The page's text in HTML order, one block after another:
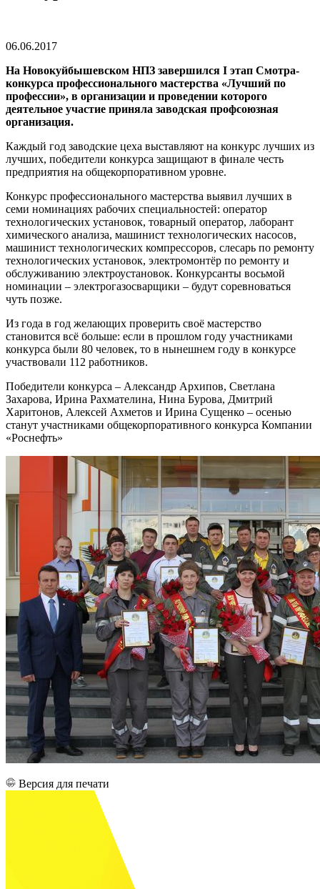
06.06.2017
На Новокуйбышевском НПЗ завершился I этап Смотра-
конкурса профессионального мастерства «Лучший по
профессии», в организации и проведении которого
деятельное участие приняла заводская профсоюзная
организация.
Каждый год заводские цеха выставляют на конкурс лучших из
лучших, победители конкурса защищают в финале честь
предприятия на общекорпоративном уровне.
Конкурс профессионального мастерства выявил лучших в
семи номинациях рабочих специальностей: оператор
технологических установок, товарный оператор, лаборант
химического анализа, машинист технологических насосов,
машинист технологических компрессоров, слесарь по ремонту
технологических установок, электромонтёр по ремонту и
обслуживанию электроустановок. Конкурсанты восьмой
номинации – электрогазосварщики – будут соревноваться
чуть позже.
Из года в год желающих проверить своё мастерство
становится всё больше: если в прошлом году участниками
конкурса были 80 человек, то в нынешнем году в конкурсе
участвовали 112 работников.
Победители конкурса – Александр Архипов, Светлана
Захарова, Ирина Рахмателина, Нина Бурова, Дмитрий
Харитонов, Алексей Ахметов и Ирина Сущенко – осенью
станут участниками общекорпоративного конкурса Компании
«Роснефть»
Версия для печати